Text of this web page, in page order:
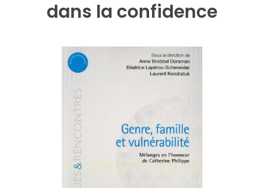
dans la confidence